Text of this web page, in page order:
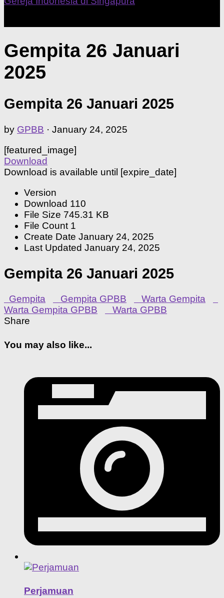
Gempita 26 Januari
2025
Gempita 26 Januari 2025
by GPBB · January 24, 2025
[featured_image]
Download
Download is available until [expire_date]
Version
Download 110
File Size 745.31 KB
File Count 1
Create Date January 24, 2025
Last Updated January 24, 2025
Gempita 26 Januari 2025
Gempita Gempita GPBB
Warta Gempita
Warta Gempita GPBB
Warta GPBB
Share
You may also like...
Perjamuan